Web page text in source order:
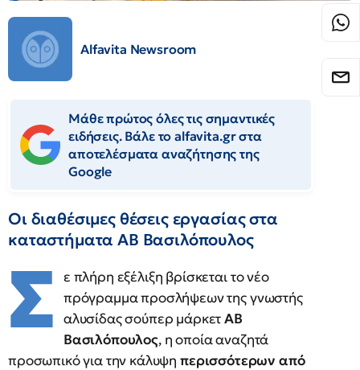
Alfavita Newsroom
Μάθε πρώτος όλες τις σημαντικές
ειδήσεις. Βάλε το alfavita.gr στα
αποτελέσματα αναζήτησης της
Google
Οι διαθέσιμες θέσεις εργασίας στα
καταστήματα ΑΒ Βασιλόπουλος
Σ ε πλήρη εξέλιξη βρίσκεται το νέο
πρόγραμμα προσλήψεων της γνωστής
αλυσίδας σούπερ μάρκετΑΒ
Βασιλόπουλος, η οποία αναζητά
προσωπικό για την κάλυψη περισσότερων από